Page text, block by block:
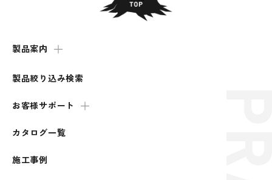
製品案内
製品絞り込み検索
お客様サポート
カタログ一覧
施工事例